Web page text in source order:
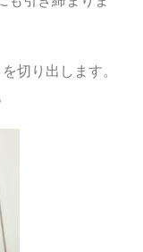
切り出します。